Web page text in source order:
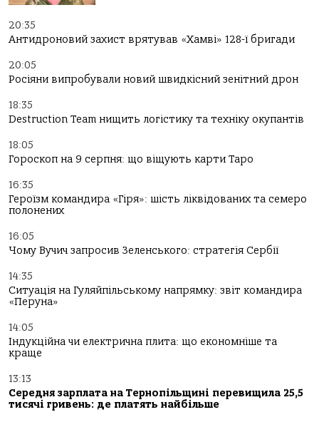
20:35
Антидроновий захист врятував «Хамві» 128-ї бригади
20:05
Росіяни випробували новий швидкісний зенітний дрон
18:35
Destruction Team нищить логістику та техніку окупантів
18:05
Гороскоп на 9 серпня: що віщують карти Таро
16:35
Героїзм командира «Гіря»: шість ліквідованих та семеро
полонених
16:05
Чому Вучич запросив Зеленського: стратегія Сербії
14:35
Ситуація на Гуляйпільському напрямку: звіт командира
«Перуна»
14:05
Індукційна чи електрична плита: що економніше та
краще
13:13
Середня зарплата на Тернопільщині перевищила 25,5
тисячі гривень: де платять найбільше